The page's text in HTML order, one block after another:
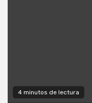
4 minutos de lectura